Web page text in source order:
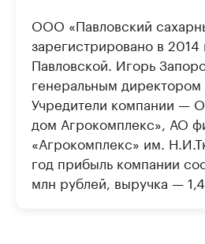
ООО «Павловский
зарегистрировано в 2014
Павловской. Игорь
генеральным директором
Учредители компании —
дом Агрокомплекс», АО
«Агрокомплекс» им.
год прибыль компании
млн рублей, выручка —